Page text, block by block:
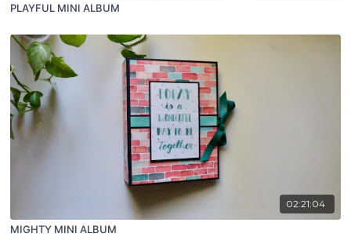
PLAYFUL MINI ALBUM
02:21:04
MIGHTY MINI ALBUM